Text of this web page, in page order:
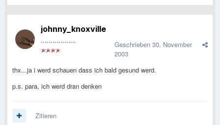
johnny_knoxville
.................. Geschrieben 30. November
2003
thx...ja i werd schauen dass ich bald gesund werd.
p.s. para, ich werd dran denken
Zitieren